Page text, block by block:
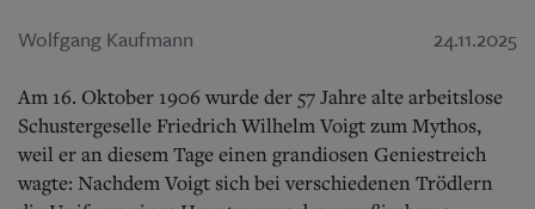
Start
Wer wir sind
Aktuelle Ausgabe
Bücher
Wolfgang Kaufmann 24.11.2025
Am 16. Oktober 1906 wurde der 57 Jahre alte arbeitslose
Schustergeselle Friedrich Wilhelm Voigt zum Mythos,
weil er an diesem Tage einen grandiosen Geniestreich
wagte: Nachdem Voigt sich bei verschiedenen Trödlern